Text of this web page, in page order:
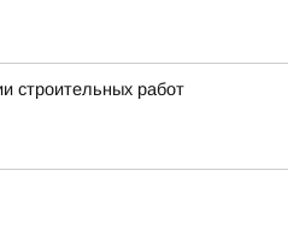
строительных работ